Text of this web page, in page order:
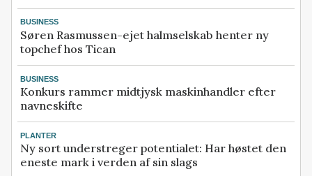
BUSINESS
Søren Rasmussen-ejet halmselskab henter ny
topchef hos Tican
BUSINESS
Konkurs rammer midtjysk maskinhandler efter
navneskifte
PLANTER
Ny sort understreger potentialet: Har høstet den
eneste mark i verden af sin slags